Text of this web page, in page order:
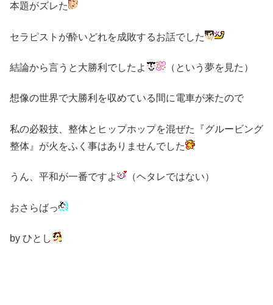
本題がズレた
セラピストが酔いどれを成敗するお話でした
結論から言うと大勝利でしたよ （という夢を見た）
想像の世界で大勝利を収めている間に電車が来たので
私の必殺技、整体とヒップホップを混ぜた『グルービング
整体』が火をふく事はありませんでした
うん、平和が一番ですよ （ヘタレではない）
おさらばっ
by ひとし